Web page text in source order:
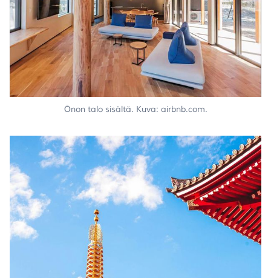
Ōnon talo sisältä. Kuva: airbnb.com.